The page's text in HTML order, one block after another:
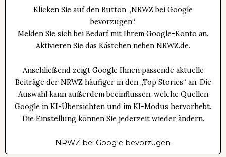
Klicken Sie auf den Button „NRWZ bei Google
bevorzugen“.
Melden Sie sich bei Bedarf mit Ihrem Google-Konto an.
Aktivieren Sie das Kästchen neben NRWZ.de.
Anschließend zeigt Google Ihnen passende aktuelle
Beiträge der NRWZ häufiger in den „Top Stories“ an. Die
Auswahl kann außerdem beeinflussen, welche Quellen
Google in KI-Übersichten und im KI-Modus hervorhebt.
Die Einstellung können Sie jederzeit wieder ändern.
NRWZ bei Google bevorzugen